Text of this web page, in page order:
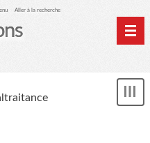
Aller à la recherche